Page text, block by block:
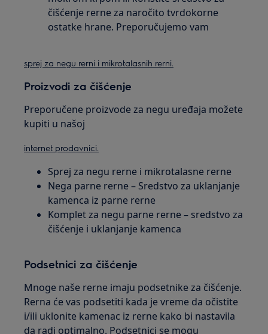
čišćenje rerne za naročito tvrdokorne
ostatke hrane. Preporučujemo vam
sprej za negu rerni i mikrotalasnih rerni.
Proizvodi za čišćenje
Preporučene proizvode za negu uređaja možete
kupiti u našoj
internet prodavnici.
Sprej za negu rerne i mikrotalasne rerne
Nega parne rerne – Sredstvo za uklanjanje
kamenca iz parne rerne
Komplet za negu parne rerne – sredstvo za
čišćenje i uklanjanje kamenca
Podsetnici za čišćenje
Mnoge naše rerne imaju podsetnike za čišćenje.
Rerna će vas podsetiti kada je vreme da očistite
i/ili uklonite kamenac iz rerne kako bi nastavila
da radi optimalno. Podsetnici se mogu